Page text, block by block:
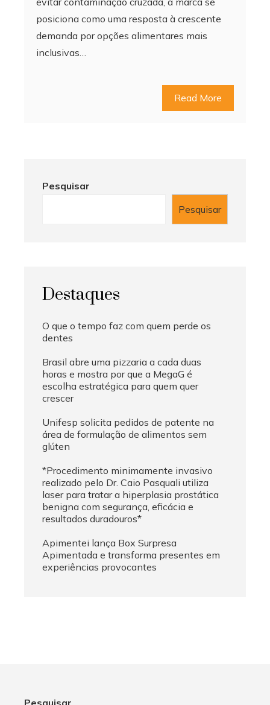
posiciona como uma resposta à crescente
demanda por opções alimentares mais
inclusivas…
Read More
Pesquisar
Pesquisar
Destaques
O que o tempo faz com quem perde os
dentes
Brasil abre uma pizzaria a cada duas
horas e mostra por que a MegaG é
escolha estratégica para quem quer
crescer
Unifesp solicita pedidos de patente na
área de formulação de alimentos sem
glúten
*Procedimento minimamente invasivo
realizado pelo Dr. Caio Pasquali utiliza
laser para tratar a hiperplasia prostática
benigna com segurança, eficácia e
resultados duradouros*
Apimentei lança Box Surpresa
Apimentada e transforma presentes em
experiências provocantes
Pesquisar